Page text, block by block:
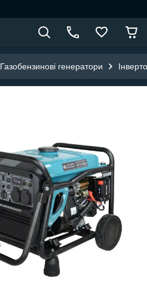
Газобензинові генератори